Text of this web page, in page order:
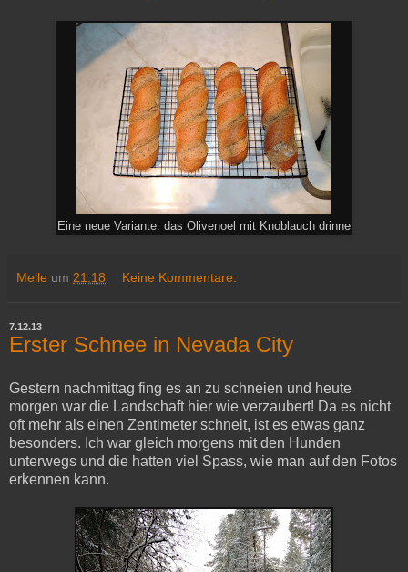
Eine neue Variante: das Olivenoel mit Knoblauch drinne
Melle um 21:18 Keine Kommentare:
7.12.13
Erster Schnee in Nevada City
Gestern nachmittag fing es an zu schneien und heute
morgen war die Landschaft hier wie verzaubert! Da es nicht
oft mehr als einen Zentimeter schneit, ist es etwas ganz
besonders. Ich war gleich morgens mit den Hunden
unterwegs und die hatten viel Spass, wie man auf den Fotos
erkennen kann.